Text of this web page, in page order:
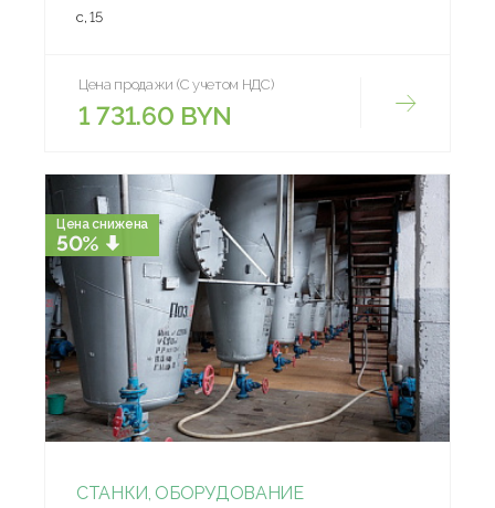
с, 15
Цена продажи (С учетом НДС)
1 731.60 BYN
Цена снижена
50%
СТАНКИ, ОБОРУДОВАНИЕ